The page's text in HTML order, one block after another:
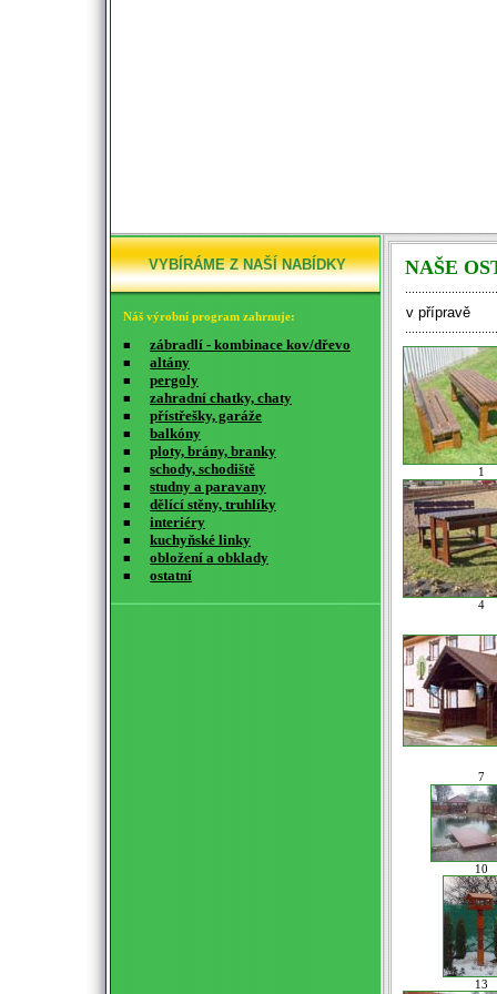
VYBÍRÁME Z NAŠÍ NABÍDKY
Náš výrobní program zahrnuje:
■ zábradlí - kombinace kov/dřevo
■ altány
■ pergoly
■ zahradní chatky, chaty
■ přístřešky, garáže
■ balkóny
■ ploty, brány, branky
■ schody, schodiště
■ studny a paravany
■ dělící stěny, truhlíky
■ interiéry
■ kuchyňské linky
■ obložení a obklady
■ ostatní
NAŠE
v přípravě
1
4
7
10
13